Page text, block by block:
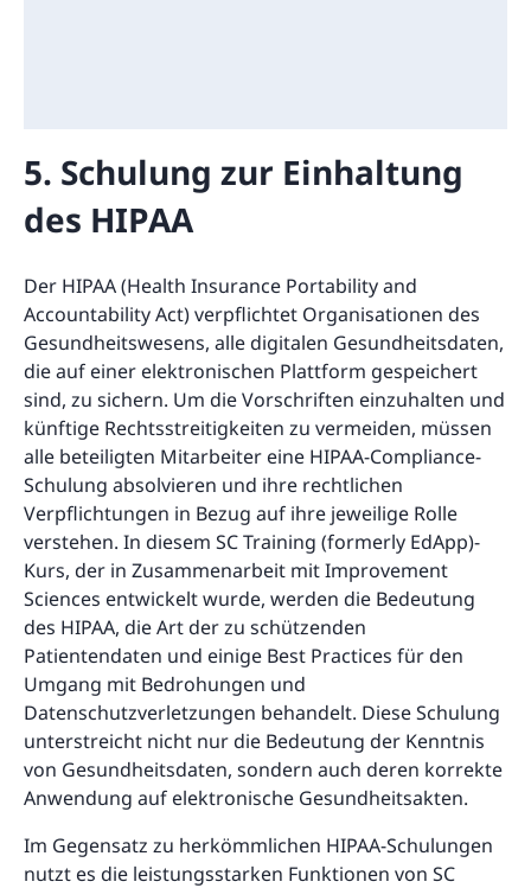
5. Schulung zur Einhaltung
des HIPAA
Der HIPAA (Health Insurance Portability and
Accountability Act) verpflichtet Organisationen des
Gesundheitswesens, alle digitalen Gesundheitsdaten,
die auf einer elektronischen Plattform gespeichert
sind, zu sichern. Um die Vorschriften einzuhalten und
künftige Rechtsstreitigkeiten zu vermeiden, müssen
alle beteiligten Mitarbeiter eine HIPAA-Compliance-
Schulung absolvieren und ihre rechtlichen
Verpflichtungen in Bezug auf ihre jeweilige Rolle
verstehen. In diesem SC Training (formerly EdApp)-
Kurs, der in Zusammenarbeit mit Improvement
Sciences entwickelt wurde, werden die Bedeutung
des HIPAA, die Art der zu schützenden
Patientendaten und einige Best Practices für den
Umgang mit Bedrohungen und
Datenschutzverletzungen behandelt. Diese Schulung
unterstreicht nicht nur die Bedeutung der Kenntnis
von Gesundheitsdaten, sondern auch deren korrekte
Anwendung auf elektronische Gesundheitsakten.
Im Gegensatz zu herkömmlichen HIPAA-Schulungen
nutzt es die leistungsstarken Funktionen von SC